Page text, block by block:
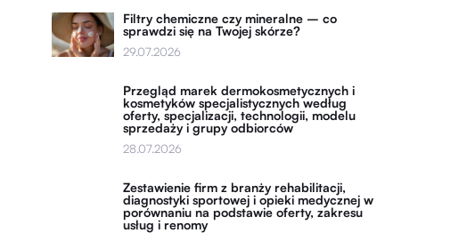
Filtry chemiczne czy mineralne – co
sprawdzi się na Twojej skórze?
29.07.2026
Przegląd marek dermokosmetycznych i
kosmetyków specjalistycznych według
oferty, specjalizacji, technologii, modelu
sprzedaży i grupy odbiorców
28.07.2026
Zestawienie firm z branży rehabilitacji,
diagnostyki sportowej i opieki medycznej w
porównaniu na podstawie oferty, zakresu
usług i renomy